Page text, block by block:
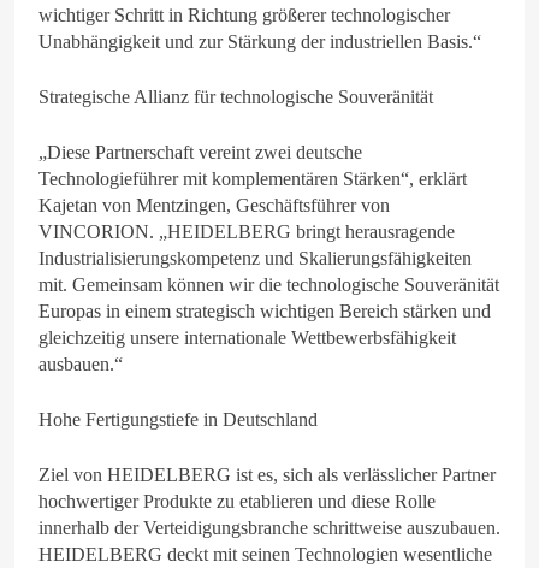
wichtiger Schritt in Richtung größerer technologischer
Unabhängigkeit und zur Stärkung der industriellen Basis.“
Strategische Allianz für technologische Souveränität
„Diese Partnerschaft vereint zwei deutsche
Technologieführer mit komplementären Stärken“, erklärt
Kajetan von Mentzingen, Geschäftsführer von
VINCORION. „HEIDELBERG bringt herausragende
Industrialisierungskompetenz und Skalierungsfähigkeiten
mit. Gemeinsam können wir die technologische Souveränität
Europas in einem strategisch wichtigen Bereich stärken und
gleichzeitig unsere internationale Wettbewerbsfähigkeit
ausbauen.“
Hohe Fertigungstiefe in Deutschland
Ziel von HEIDELBERG ist es, sich als verlässlicher Partner
hochwertiger Produkte zu etablieren und diese Rolle
innerhalb der Verteidigungsbranche schrittweise auszubauen.
HEIDELBERG deckt mit seinen Technologien wesentliche